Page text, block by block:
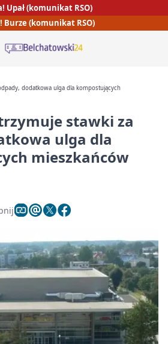
Upał (komunikat RSO)
Burze (komunikat RSO)
dodatkowa ulga dla kompostujących
stawki za
ulga dla
mieszkańców